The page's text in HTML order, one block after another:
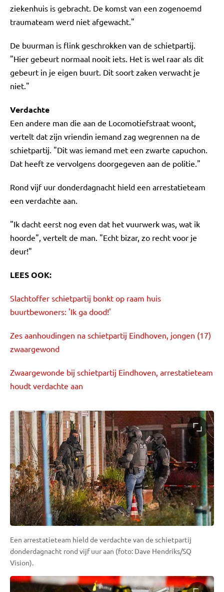
ziekenhuis is gebracht. De komst van een zogenoemd
traumateam werd niet afgewacht."
De buurman is flink geschrokken van de schietpartij.
"Hier gebeurt normaal nooit iets. Het is wel raar als dit
gebeurt in je eigen buurt. Dit soort zaken verwacht je
niet."
Verdachte
Een andere man die aan de Locomotiefstraat woont,
vertelt dat zijn vriendin iemand zag wegrennen na de
schietpartij. "Dit was iemand met een zwarte capuchon.
Dat heeft ze vervolgens doorgegeven aan de politie."
Rond vijf uur donderdagnacht hield een arrestatieteam
een verdachte aan.
"Ik dacht eerst nog even dat het vuurwerk was, wat ik
hoorde", vertelt de man. "Echt bizar, zo recht voor je
deur!"
LEES OOK:
Slachtoffer schietpartij bonkt op raam huis
buurtbewoners: 'Ik ga dood!'
Zes aanhoudingen na schietpartij Eindhoven, jongen (17)
zwaargewond
Zwaargewonde bij schietpartij Eindhoven, arrestatieteam
houdt verdachte aan
Een arrestatieteam hield de verdachte van de schietpartij
donderdagnacht rond vijf uur aan (foto: Dave Hendriks/SQ
Vision).